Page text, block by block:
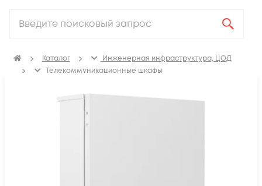
Каталог
Инженерная инфраструктура, ЦОД
Телекоммуникационные шкафы
Настенные уличные телекоммуникационные
всепогодные шкафы